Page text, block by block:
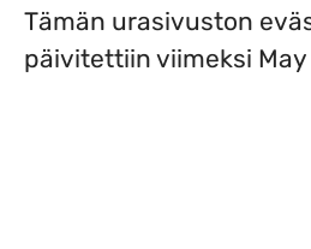
Tämän urasivuston
päivitettiin viimeksi May